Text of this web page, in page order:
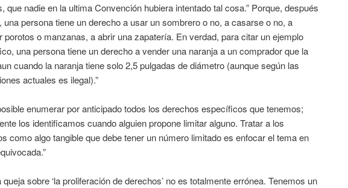
que nadie en la ultima Convención hubiera intentado tal cosa.” Porque, después
una persona tiene un derecho a usar un sombrero o no, a casarse o no, a
porotos o manzanas, a abrir una zapatería. En verdad, para citar un ejemplo
una persona tiene un derecho a vender una naranja a un comprador que la
cuando la naranja tiene solo 2,5 pulgadas de diámetro (aunque según las
actuales es ilegal).”
enumerar por anticipado todos los derechos específicos que tenemos;
los identificamos cuando alguien propone limitar alguno. Tratar a los
como algo tangible que debe tener un número limitado es enfocar el tema en
queja sobre ‘la proliferación de derechos’ no es totalmente errónea. Tenemos un